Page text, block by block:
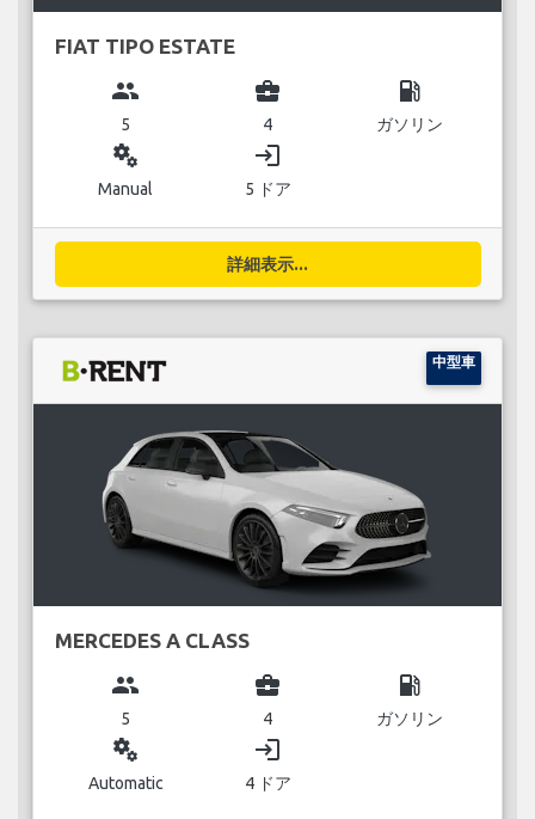
FIAT TIPO ESTATE
group
5
business_center
4
local_gas_station
ガソリン
miscellaneous_services
Manual
login
5 ドア
詳細表示...
中型車
MERCEDES A CLASS
group
5
business_center
4
local_gas_station
ガソリン
miscellaneous_services
Automatic
login
4 ドア